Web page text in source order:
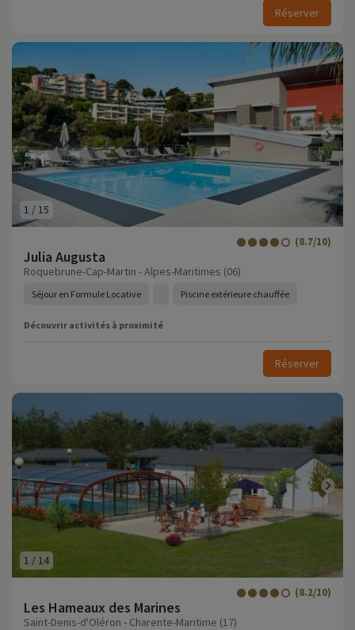
Réserver
1 / 15
Julia Augusta
(8.7/10)
Roquebrune-Cap-Martin - Alpes-Maritimes (06)
Séjour en Formule Locative Piscine extérieure chauffée
Découvrir activités à proximité
Réserver
1 / 14
Les Hameaux des Marines
(8.2/10)
Saint-Denis-d'Oléron - Charente-Maritime (17)